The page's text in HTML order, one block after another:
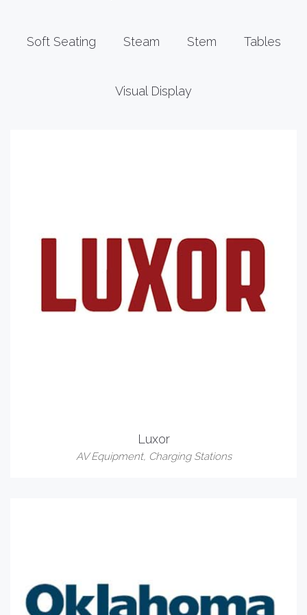
Soft Seating Steam Stem Tables
Visual Display
Luxor
AV Equipment, Charging Stations